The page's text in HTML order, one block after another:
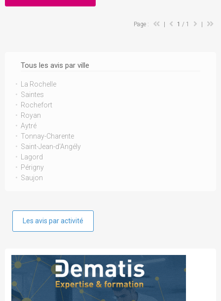
Tous les avis par ville
La Rochelle
Saintes
Rochefort
Royan
Aytré
Tonnay-Charente
Saint-Jean-d'Angély
Lagord
Périgny
Saujon
Les avis par activité
Page : 1 / 1